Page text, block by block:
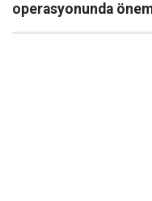
operasyonunda